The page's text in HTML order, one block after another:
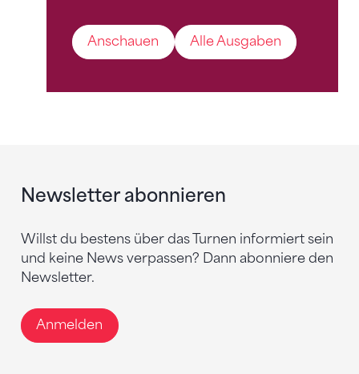
Anschauen Alle Ausgaben
Newsletter abonnieren
Willst du bestens über das Turnen informiert sein
und keine News verpassen? Dann abonniere den
Newsletter.
Anmelden